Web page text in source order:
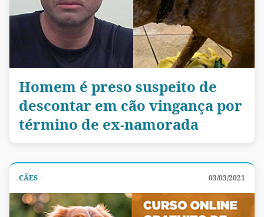
Homem é preso suspeito de
descontar em cão vingança por
término de ex-namorada
CÃES 03/03/2021